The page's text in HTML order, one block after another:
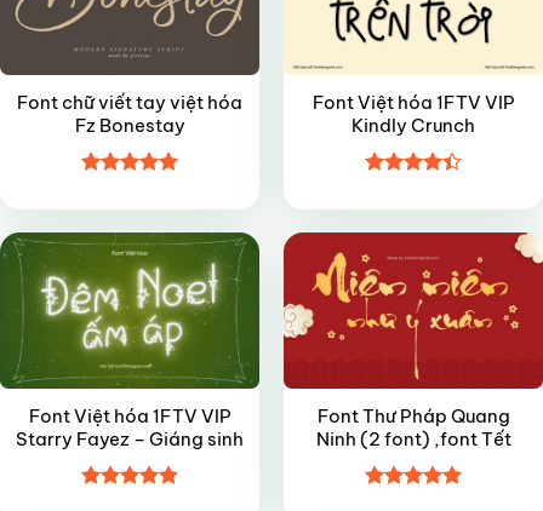
Font chữ viết tay việt hóa
Fz Bonestay
hạng4.95
sao
Font Việt hóa 1FTV VIP
Kindly Crunch
hạng4.4
5 sao
Font Việt hóa 1FTV VIP
Starry Fayez – Giáng sinh
Font Thư Pháp Quang
Ninh (2 font) ,font Tết